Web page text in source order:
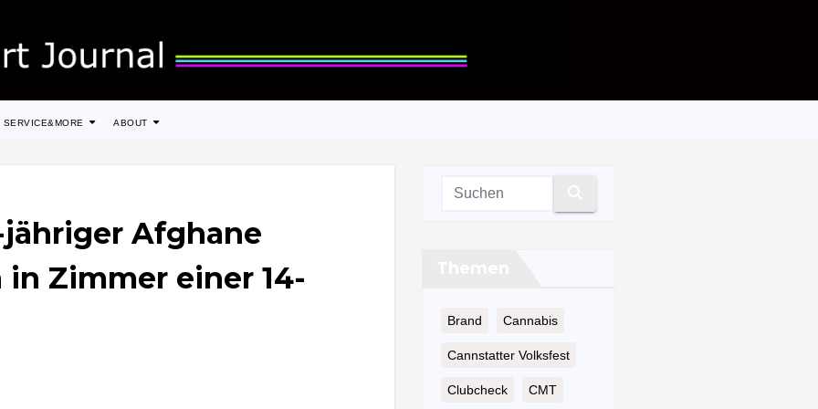
SERVICE&MORE ABOUT
jähriger Afghane
Zimmer einer 14-
Brand Cannabis
Cannstatter Volksfest
Clubcheck CMT